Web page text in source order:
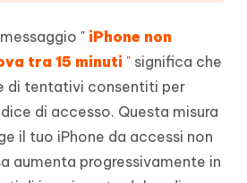
" iPhone non
tra 15 minuti " significa che
di tentativi consentiti per
di accesso. Questa misura
il tuo iPhone da accessi non
aumenta progressivamente in